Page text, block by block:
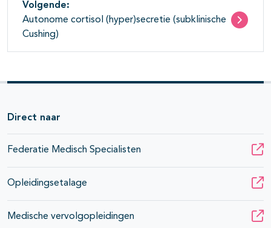
Volgende:
Autonome cortisol (hyper)secretie (subklinische
Cushing)
Direct naar
Federatie Medisch Specialisten
Opleidingsetalage
Medische vervolgopleidingen